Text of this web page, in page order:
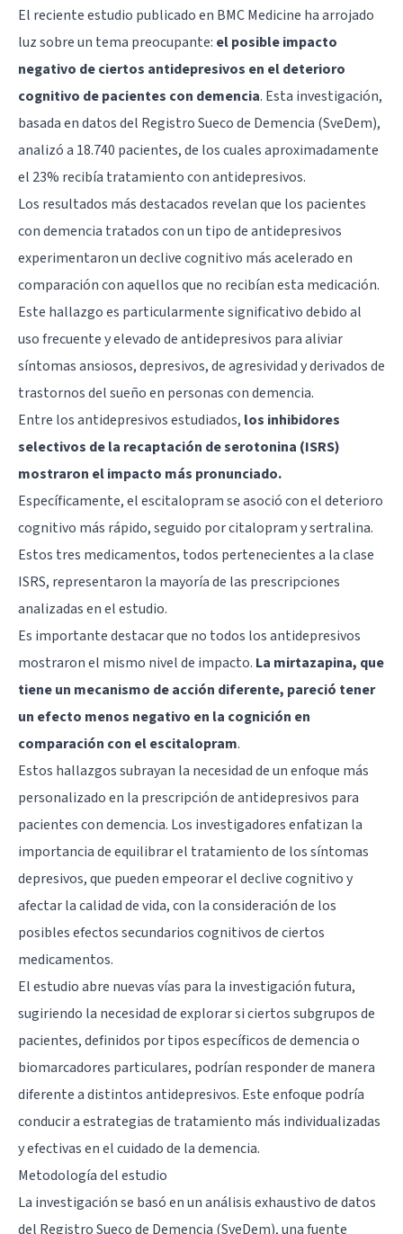
El reciente estudio publicado en BMC Medicine ha arrojado
luz sobre un tema preocupante: el posible impacto
negativo de ciertos antidepresivos en el deterioro
cognitivo de pacientes con demencia. Esta investigación,
basada en datos del Registro Sueco de Demencia (SveDem),
analizó a 18.740 pacientes, de los cuales aproximadamente
el 23% recibía tratamiento con antidepresivos.
Los resultados más destacados revelan que los pacientes
con demencia tratados con un tipo de antidepresivos
experimentaron un declive cognitivo más acelerado en
comparación con aquellos que no recibían esta medicación.
Este hallazgo es particularmente significativo debido al
uso frecuente y elevado de antidepresivos para aliviar
síntomas ansiosos, depresivos, de agresividad y derivados de
trastornos del sueño en personas con demencia.
Entre los antidepresivos estudiados, los inhibidores
selectivos de la recaptación de serotonina (ISRS)
mostraron el impacto más pronunciado.
Específicamente, elescitalopramse asoció con el deterioro
cognitivo más rápido, seguido por citalopram y sertralina.
Estos tres medicamentos, todos pertenecientes a la clase
ISRS, representaron la mayoría de las prescripciones
analizadas en el estudio.
Es importante destacar que no todos los antidepresivos
mostraron el mismo nivel de impacto. La mirtazapina, que
tiene un mecanismo de acción diferente, pareció tener
un efecto menos negativo en la cognición en
comparación con el escitalopram.
Estos hallazgos subrayan la necesidad de un enfoque más
personalizado en la prescripción de antidepresivos para
pacientes con demencia. Los investigadores enfatizan la
importancia de equilibrar el tratamiento de los síntomas
depresivos, que pueden empeorar el declive cognitivo y
afectar la calidad de vida, con la consideración de los
posibles efectos secundarios cognitivos de ciertos
medicamentos.
El estudio abre nuevas vías para la investigación futura,
sugiriendo la necesidad de explorar si ciertos subgrupos de
pacientes, definidos por tipos específicos de demencia o
biomarcadores particulares, podrían responder de manera
diferente a distintos antidepresivos. Este enfoque podría
conducir a estrategias de tratamiento más individualizadas
y efectivas en el cuidado de la demencia.
Metodología del estudio
La investigación se basó en un análisis exhaustivo de datos
del Registro Sueco de Demencia (SveDem), una fuente